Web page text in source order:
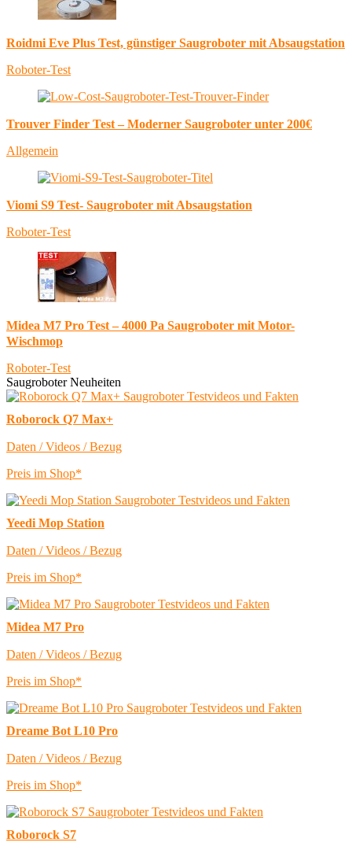
Roidmi Eve Plus Test, günstiger Saugroboter mit Absaugstation
Roboter-Test
Trouver Finder Test – Moderner Saugroboter unter 200€
Allgemein
Viomi S9 Test- Saugroboter mit Absaugstation
Roboter-Test
Midea M7 Pro Test – 4000 Pa Saugroboter mit Motor-
Wischmop
Roboter-Test
Saugroboter Neuheiten
Roborock Q7 Max+
Daten / Videos / Bezug
Preis im Shop*
Yeedi Mop Station
Daten / Videos / Bezug
Preis im Shop*
Midea M7 Pro
Daten / Videos / Bezug
Preis im Shop*
Dreame Bot L10 Pro
Daten / Videos / Bezug
Preis im Shop*
Roborock S7